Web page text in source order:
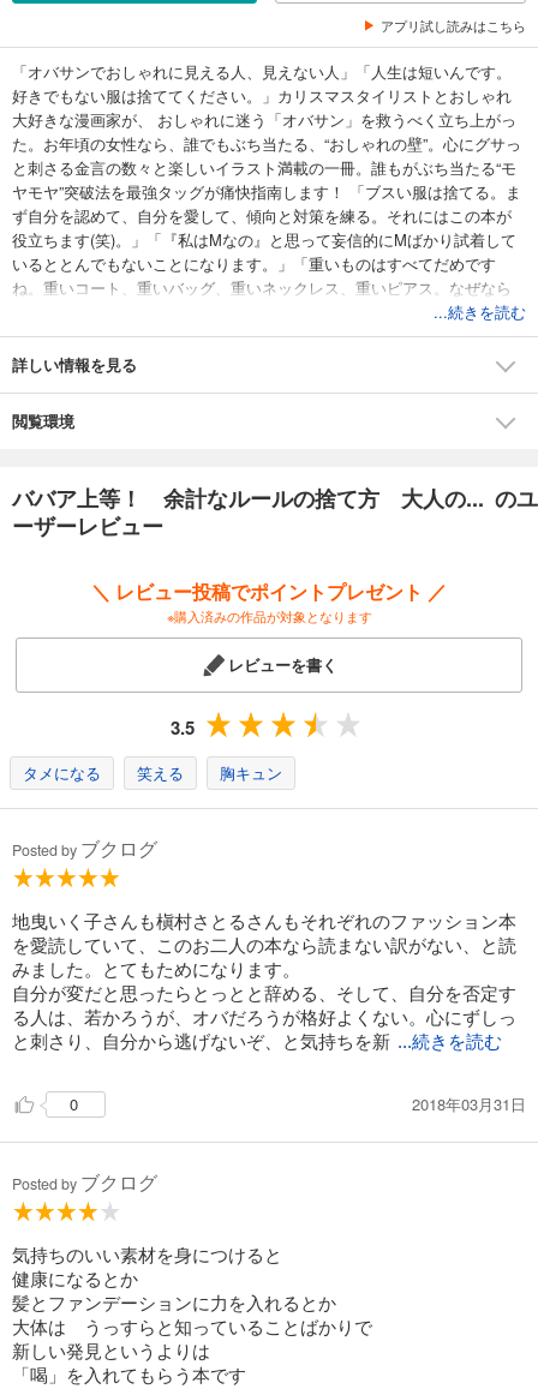
アプリ試し読みはこちら
「オバサンでおしゃれに見える人、見えない人」「人生は短いんです。
好きでもない服は捨ててください。」カリスマスタイリストとおしゃれ
大好きな漫画家が、 おしゃれに迷う「オバサン」を救うべく立ち上がっ
た。お年頃の女性なら、誰でもぶち当たる、“おしゃれの壁”。心にグサっ
と刺さる金言の数々と楽しいイラスト満載の一冊。誰もがぶち当たる“モ
ヤモヤ”突破法を最強タッグが痛快指南します！ 「ブスい服は捨てる。ま
ず自分を認めて、自分を愛して、傾向と対策を練る。それにはこの本が
役立ちます(笑)。」「『私はMなの』と思って妄信的にMばかり試着して
いるととんでもないことになります。」「重いものはすべてだめです
ね。重いコート、重いバッグ、重いネックレス、重いピアス。なぜなら
人生がもう重いから（笑）。」「靴は、週三回以上履かないものは、も
う買わなくていいですよ。」「試着室からバーンと出て、販売員に堂々
と見せられない服は買っちゃいけない。」（本文より）お年頃の女性が
ッキリわかります。「おしゃれってこういうことでしょ？」「モデルさ
んみたいに着こなさないと」ずっと思い込んできた“余計なルール”からの
しゃれ対談１ 大人のおしゃれはコンフォートゾーンの半歩先/１ “すっか
り大人”世代は、おしゃれと健康がリンクする/２ 肉の雪崩に勝つ/３ 大人
ち、本当に脚を長く見せたいの？/おしゃれ対談２ スタイルより自分の“キ
ャラ”を確立しよう/７ 大人ワンピースには落とし穴がある/８ 二十一世紀
会ですか？/Ｃｏｌｕｍｎ 大人の金のかけどころ/10 コンサバすぎるスト
ール＆スカーフは老け見えする/11 ミッシーコーナーを制する者がオバサ
ン臭さを制する/12 部屋着の“ラク”と“汚れてもいい”はまったく別もの/ス
ペシャル企画 Ｄｏ！大人の家庭科スタイリスト専科/13 大人は毎日、体
から悪いものが出ている/14 古下着と古タイツに“ザ・ロンググッドバ
イ”/15 旅的“毎日同じ格好”で十分おしゃれ/おしゃれ対談３ 大人の買い物
Ｄｏ！＆Ｄｏｎ’ｔ/16 “すっかり大人”のウィークポイント/17 髪とファン
デーションが見た目の七割/18 肌荒れと厚化粧の原因は“手抜き”なり/19
美肌を目指すなら枕カバーとシーツはまめに替える/20 普段をちょっと底
上げして素敵な毎日を送る/21 お年頃になったら玄関三点セット/おしゃ
れ対談４ 緊急動議！ おしゃれ更年期対策を考える！
...続きを読む
詳しい情報を見る
閲覧環境
ババア上等！ 余計なルールの捨て方 大人の... のユ
ーザーレビュー
＼ レビュー投稿でポイントプレゼント ／
※購入済みの作品が対象となります
レビューを書く
3.5
タメになる 笑える 胸キュン
Posted by ブクログ
地曳いく子さんも槇村さとるさんもそれぞれのファッション本
を愛読していて、このお二人の本なら読まない訳がない、と読
みました。とてもためになります。
自分が変だと思ったらとっとと辞める、そして、自分を否定す
る人は、若かろうが、オバだろうが格好よくない。心にずしっ
と刺さり、自分から逃げないぞ、と気持ちを新 ...続きを読む
0 2018年03月31日
Posted by ブクログ
気持ちのいい素材を身につけると
健康になるとか
髪とファンデーションに力を入れるとか
大体は うっすらと知っていることばかりで
新しい発見というよりは
「喝」を入れてもらう本です